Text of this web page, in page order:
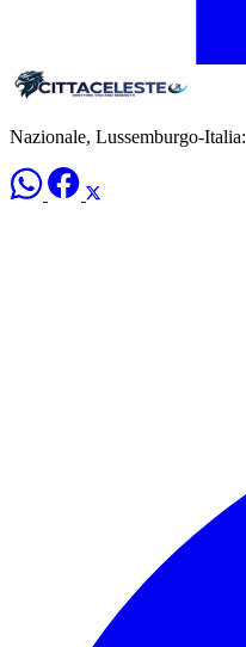
Nazionale, Lussemburgo-